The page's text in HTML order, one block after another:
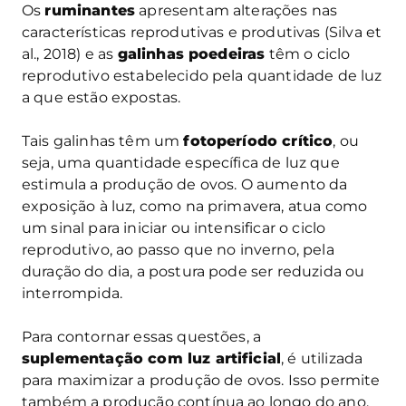
Os ruminantes apresentam alterações nas
características reprodutivas e produtivas (Silva et
al., 2018) e as galinhas poedeiras têm o ciclo
reprodutivo estabelecido pela quantidade de luz
a que estão expostas.
Tais galinhas têm umfotoperíodo crítico, ou
seja, uma quantidade específica de luz que
estimula a produção de ovos. O aumento da
exposição à luz, como na primavera, atua como
um sinal para iniciar ou intensificar o ciclo
reprodutivo, ao passo que no inverno, pela
duração do dia, a postura pode ser reduzida ou
interrompida.
Para contornar essas questões, a
suplementação com luz artificial, é utilizada
para maximizar a produção de ovos. Isso permite
também a produção contínua ao longo do ano,